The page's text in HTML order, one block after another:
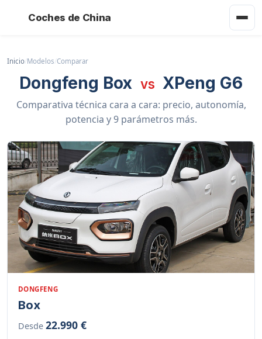
Coches de China
Inicio/Modelos/Comparar
Dongfeng Box vs XPeng G6
Comparativa técnica cara a cara: precio, autonomía,
potencia y 9 parámetros más.
DONGFENG
Box
Desde 22.990 €